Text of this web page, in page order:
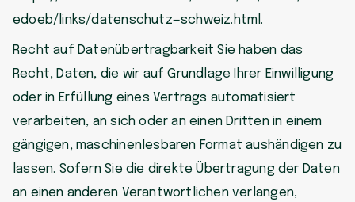
edoeb/links/datenschutz—schweiz.html.
Recht auf Datenübertragbarkeit Sie haben das
Recht, Daten, die wir auf Grundlage Ihrer Einwilligung
oder in Erfüllung eines Vertrags automatisiert
verarbeiten, an sich oder an einen Dritten in einem
gängigen, maschinenlesbaren Format aushändigen zu
lassen. Sofern Sie die direkte Übertragung der Daten
an einen anderen Verantwortlichen verlangen,